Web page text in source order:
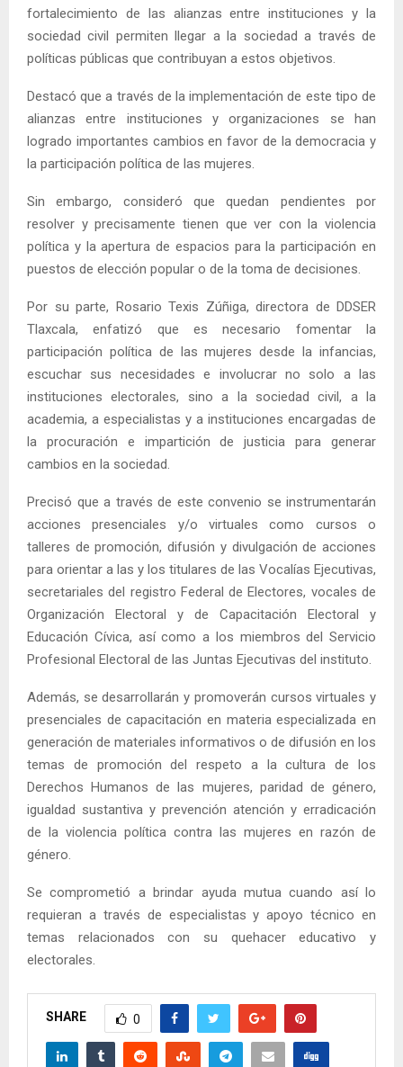
fortalecimiento de las alianzas entre instituciones y la
sociedad civil permiten llegar a la sociedad a través de
políticas públicas que contribuyan a estos objetivos.
Destacó que a través de la implementación de este tipo de
alianzas entre instituciones y organizaciones se han
logrado importantes cambios en favor de la democracia y
la participación política de las mujeres.
Sin embargo, consideró que quedan pendientes por
resolver y precisamente tienen que ver con la violencia
política y la apertura de espacios para la participación en
puestos de elección popular o de la toma de decisiones.
Por su parte, Rosario Texis Zúñiga, directora de DDSER
Tlaxcala, enfatizó que es necesario fomentar la
participación política de las mujeres desde la infancias,
escuchar sus necesidades e involucrar no solo a las
instituciones electorales, sino a la sociedad civil, a la
academia, a especialistas y a instituciones encargadas de
la procuración e impartición de justicia para generar
cambios en la sociedad.
Precisó que a través de este convenio se instrumentarán
acciones presenciales y/o virtuales como cursos o
talleres de promoción, difusión y divulgación de acciones
para orientar a las y los titulares de las Vocalías Ejecutivas,
secretariales del registro Federal de Electores, vocales de
Organización Electoral y de Capacitación Electoral y
Educación Cívica, así como a los miembros del Servicio
Profesional Electoral de las Juntas Ejecutivas del instituto.
Además, se desarrollarán y promoverán cursos virtuales y
presenciales de capacitación en materia especializada en
generación de materiales informativos o de difusión en los
temas de promoción del respeto a la cultura de los
Derechos Humanos de las mujeres, paridad de género,
igualdad sustantiva y prevención atención y erradicación
de la violencia política contra las mujeres en razón de
género.
Se comprometió a brindar ayuda mutua cuando así lo
requieran a través de especialistas y apoyo técnico en
temas relacionados con su quehacer educativo y
electorales.
SHARE 0